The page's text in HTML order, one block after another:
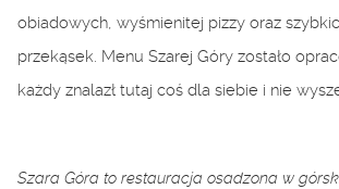
obiadowych, wyśmienitej pizzy oraz
przekąsek. Menu Szarej Góry zostało
każdy znalazł tutaj coś dla siebie i nie
Szara Góra to restauracja osadzona w